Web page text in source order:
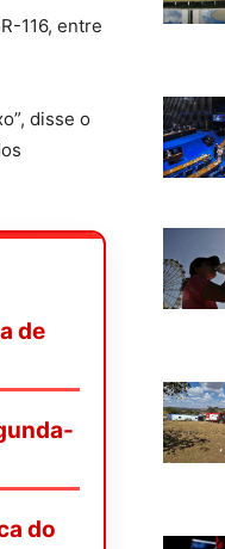
116, entre
disse o
de
do